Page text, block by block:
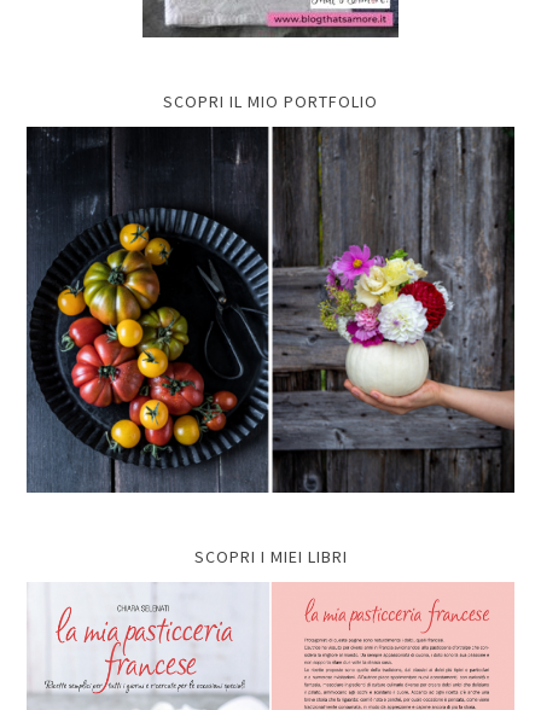
SCOPRI IL MIO PORTFOLIO
SCOPRI I MIEI LIBRI